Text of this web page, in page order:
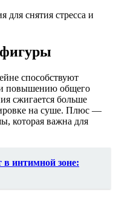
для снятия стресса и
фигуры
способствуют
повышению общего
сжигается больше
на суше. Плюс —
которая важна для
в интимной зоне: